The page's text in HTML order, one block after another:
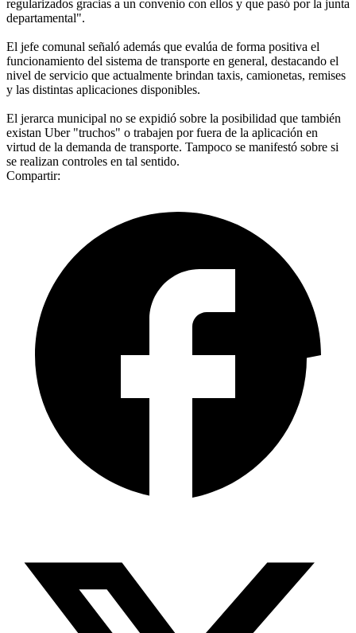
regularizados gracias a un convenio con ellos y que pasó por la junta
departamental".
El jefe comunal señaló además que evalúa de forma positiva el
funcionamiento del sistema de transporte en general, destacando el
nivel de servicio que actualmente brindan taxis, camionetas, remises
y las distintas aplicaciones disponibles.
El jerarca municipal no se expidió sobre la posibilidad que también
existan Uber "truchos" o trabajen por fuera de la aplicación en
virtud de la demanda de transporte. Tampoco se manifestó sobre si
se realizan controles en tal sentido.
Compartir: